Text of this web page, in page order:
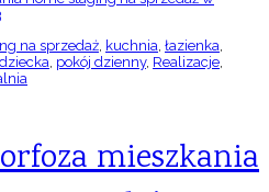
na sprzedaż, kuchnia, łazienka,
, pokój dzienny, Realizacje,
mieszkania